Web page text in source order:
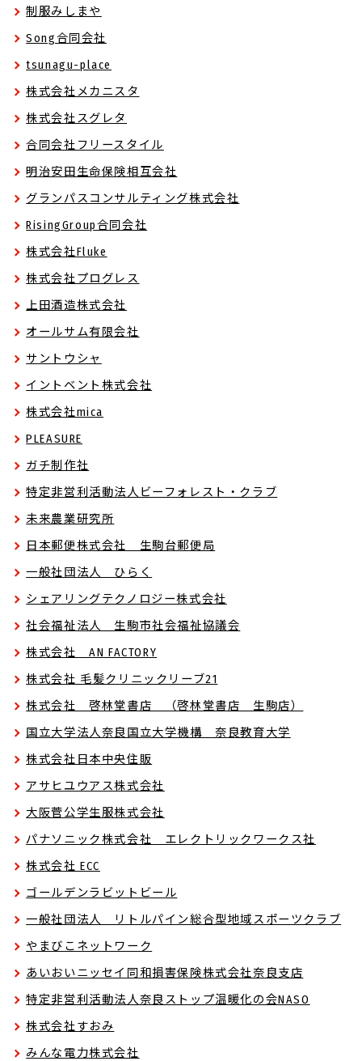
制服みしまや
Song合同会社
tsunagu-place
株式会社メカニスタ
株式会社スグレタ
合同会社フリースタイル
明治安田生命保険相互会社
グランパスコンサルティング株式会社
RisingGroup合同会社
株式会社Fluke
株式会社プログレス
上田酒造株式会社
オールサム有限会社
サントウシャ
イントベント株式会社
株式会社mica
PLEASURE
ガチ制作社
特定非営利活動法人ビーフォレスト・クラブ
未来農業研究所
日本郵便株式会社 生駒台郵便局
一般社団法人 ひらく
シェアリングテクノロジー株式会社
社会福祉法人 生駒市社会福祉協議会
株式会社 AN FACTORY
株式会社 毛髪クリニックリーブ21
株式会社 啓林堂書店 （啓林堂書店 生駒店）
国立大学法人奈良国立大学機構 奈良教育大学
株式会社日本中央住販
アサヒユウアス株式会社
大阪菅公学生服株式会社
パナソニック株式会社 エレクトリックワークス社
株式会社 ECC
ゴールデンラビットビール
一般社団法人 リトルパイン総合型地域スポーツクラブ
やまびこネットワーク
あいおいニッセイ同和損害保険株式会社奈良支店
特定非営利活動法人奈良ストップ温暖化の会NASO
株式会社すおみ
みんな電力株式会社